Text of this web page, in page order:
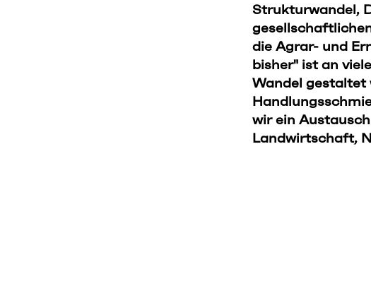
Strukturwandel,
die Agrar- und
bisher" ist an
Wandel gestaltet
wir ein
Landwirtschaft,